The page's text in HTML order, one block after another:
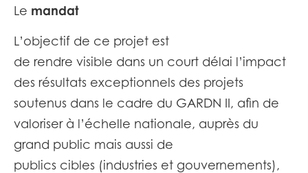
Le mandat
L’objectif de ce projet est
de rendre visible dans un court délai l’impact
des résultats exceptionnels des projets
soutenus dans le cadre du GARDN II, afin de
valoriser à l’échelle nationale, auprès du
grand public mais aussi de
publics cibles (industries et gouvernements),